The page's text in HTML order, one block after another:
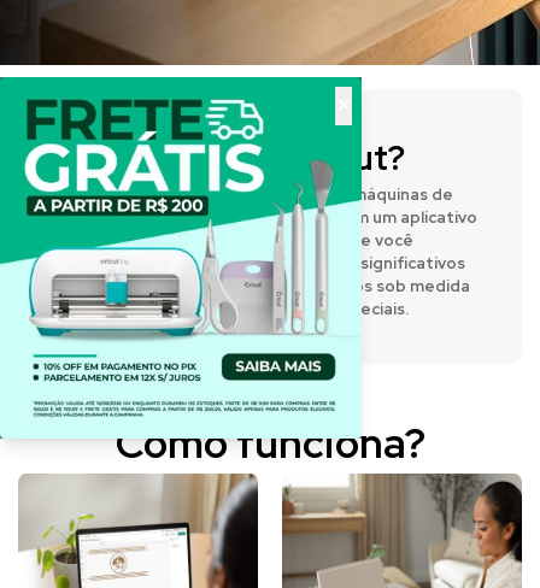
O que é a Cricut?
A Cricut® fabrica prensas térmicas e máquinas de
corte inteligentes que funcionam com um aplicativo
de design fácil de usar, permitindo que você
expresse sua criatividade e crie itens significativos
e personalizados. Desenvolva projetos sob medida
para o dia a dia e para momentos especiais.
Como funciona?